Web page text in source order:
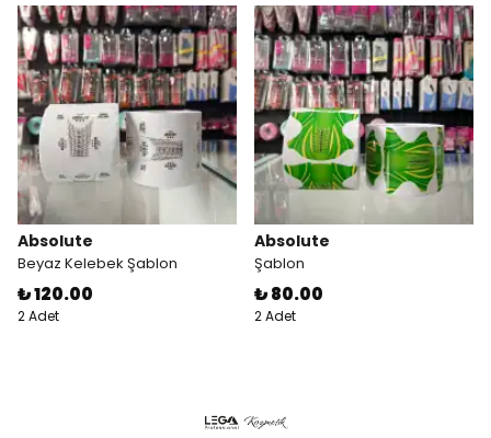
Absolute
Beyaz Kelebek Şablon
₺ 120.00
2 Adet
Absolute
Şablon
₺ 80.00
2 Adet